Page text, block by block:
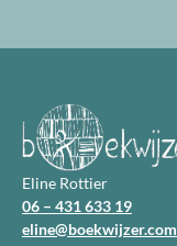
Eline Rottier
06 – 431 633 19
eline@boekwijzer.com